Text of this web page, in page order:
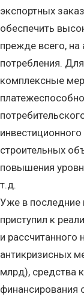
экспортных
обеспечить
прежде всего, на
потребления.
комплексные
строительных
повышения
т.д.
Уже в последние
приступил к
и рассчитанного
антикризисных
млрд), средства
финансирования